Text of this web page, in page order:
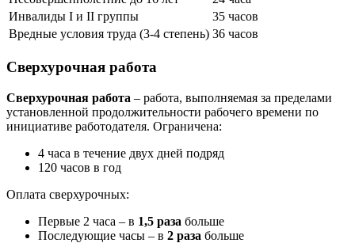
Инвалиды I и II группы
35 часов
Вредные условия труда (3-4 степень) 36 часов
Сверхурочная работа
Сверхурочная работа – работа, выполняемая за пределами
установленной продолжительности рабочего времени по
инициативе работодателя. Ограничена:
4 часа в течение двух дней подряд
120 часов в год
Оплата сверхурочных:
Первые 2 часа – в 1,5 раза больше
Последующие часы – в 2 раза больше